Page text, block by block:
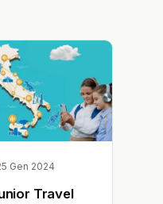
Gen 2024
Travel